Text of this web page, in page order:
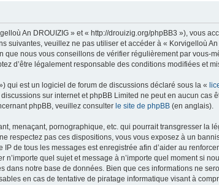
An DROUIZIG » et « http://drouizig.org/phpBB3 »), vous
suivantes, veuillez ne pas utiliser et accéder à « Korvigelloù
nous vous conseillons de vérifier régulièrement par vous-
d’être légalement responsable des conditions modifiées et
qui est un logiciel de forum de discussions déclaré sous la «
sur internet et phpBB Limited ne peut en aucun cas
phpBB, veuillez consulter le site de phpBB (en anglais).
menaçant, pornographique, etc. qui pourrait transgresser la
respectez pas ces dispositions, vous vous exposez à un
de tous les messages est enregistrée afin d’aider au
quel sujet et message à n’importe quel moment si
notre base de données. Bien que ces informations ne
en cas de tentative de piratage informatique visant à